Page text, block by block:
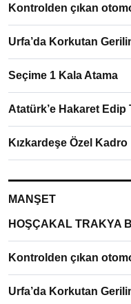
Kontrolden çıkan
Urfa’da Korkutan
Seçime 1 Kala Atama
Atatürk’e Hakaret Edip
Kızkardeşe Özel Kadro
MANŞET
HOŞÇAKAL TRAKYA
Kontrolden çıkan
Urfa’da Korkutan